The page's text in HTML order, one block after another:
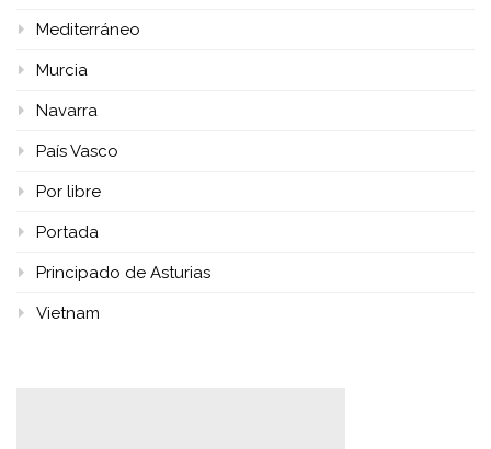
Mediterráneo
Murcia
Navarra
País Vasco
Por libre
Portada
Principado de Asturias
Vietnam